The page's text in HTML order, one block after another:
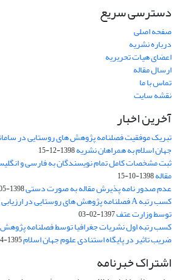
دسترسی سریع
صفحه اصلی
درباره نشریه
اعضای هیات تحریریه
ارسال مقاله
تماس با ما
نقشه سایت
آخرین اخبار
تبریک موفقیت فصلنامه پژوهش های روستایی در
جهان اسلام به همراهان نشریه1398-12-15
ثبت مشخصات کامل تمام نویسندگان به فارسی و
مقاله1398-10-15
عدم صدور نامه پذیرش مقاله به صورت دستی1398-05-23
توسط وزارت عتف1397-02-03
کسب رتبه اول نشریات جغرافیا توسط فصلنامه پژوهش
ضریب تاثیر در پایگاه استنادی علوم جهان اسلام1395-04-21
اشتراک خبرنامه